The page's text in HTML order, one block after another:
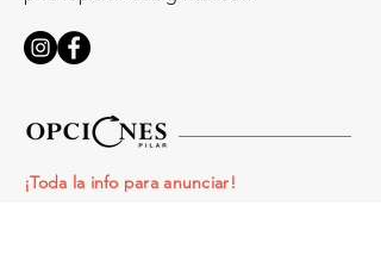
¡Toda la info para anunciar!